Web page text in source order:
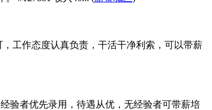
工作态度认真负责，干活干净利索，可以带薪
验者优先录用，待遇从优，无经验者可带薪培